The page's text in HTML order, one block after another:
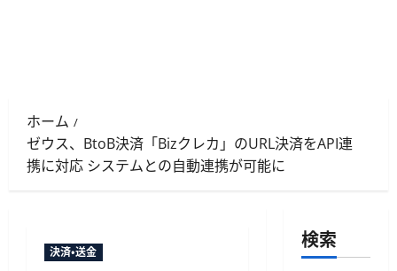
ホーム
ゼウス、BtoB決済「Bizクレカ」のURL決済をAPI連
携に対応 システムとの自動連携が可能に
決済・送金
検索